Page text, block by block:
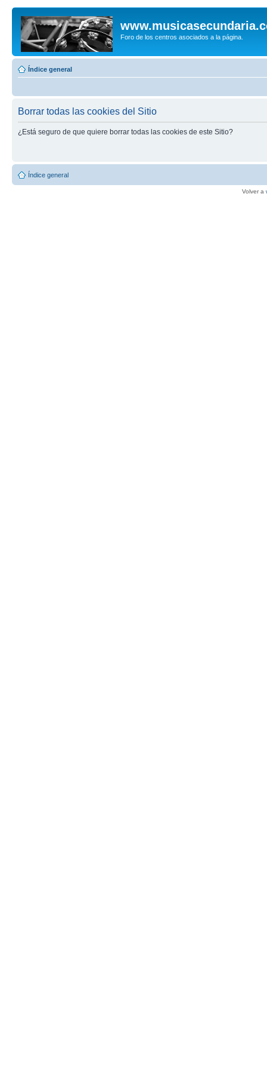
Foro de los centros asociados a la página.
Índice general
Borrar todas las cookies del Sitio
¿Está seguro de que quiere borrar todas las cookies de este Sitio?
Índice general
Volver a